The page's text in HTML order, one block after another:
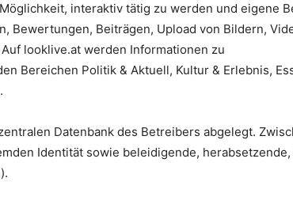
interaktiv tätig zu werden und eigene
Bewertungen, Beiträgen, Upload von Bildern,
looklive.at werden Informationen zu
Bereichen Politik & Aktuell, Kultur & Erlebnis,
Datenbank des Betreibers abgelegt.
Identität sowie beleidigende,